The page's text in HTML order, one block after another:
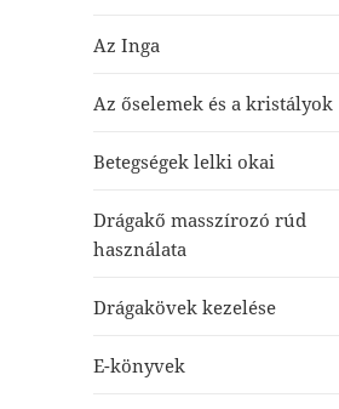
Az Inga
Az őselemek és a kristályok
Betegségek lelki okai
Drágakő masszírozó rúd
használata
Drágakövek kezelése
E-könyvek